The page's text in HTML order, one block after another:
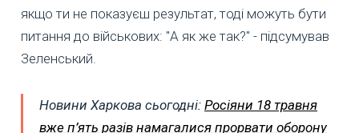
якщо ти не показуєш результат, тоді можуть бути
питання до військових: "А як же так?" - підсумував
Зеленський.
Новини Харкова сьогодні: Росіяни 18 травня
вже п’ять разів намагалися прорвати оборону